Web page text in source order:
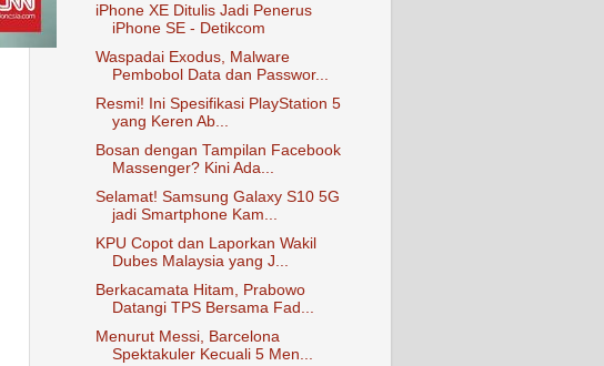
iPhone XE Ditulis Jadi Penerus
iPhone SE - Detikcom
Waspadai Exodus, Malware
Pembobol Data dan Passwor...
Resmi! Ini Spesifikasi PlayStation 5
yang Keren Ab...
Bosan dengan Tampilan Facebook
Massenger? Kini Ada...
Selamat! Samsung Galaxy S10 5G
jadi Smartphone Kam...
KPU Copot dan Laporkan Wakil
Dubes Malaysia yang J...
Berkacamata Hitam, Prabowo
Datangi TPS Bersama Fad...
Menurut Messi, Barcelona
Spektakuler Kecuali 5 Men...